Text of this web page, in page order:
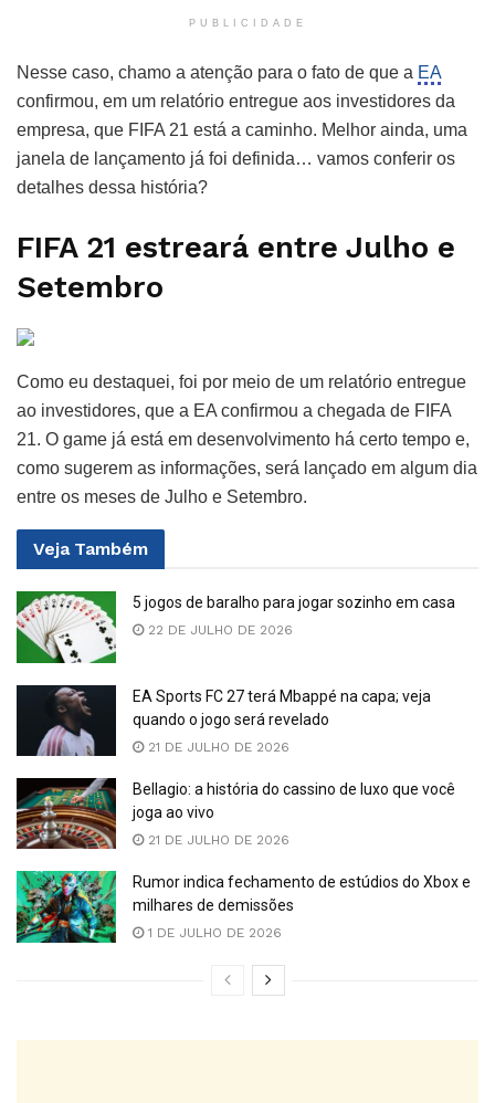
PUBLICIDADE
Nesse caso, chamo a atenção para o fato de que a EA
confirmou, em um relatório entregue aos investidores da
empresa, que FIFA 21 está a caminho. Melhor ainda, uma
janela de lançamento já foi definida… vamos conferir os
detalhes dessa história?
FIFA 21 estreará entre Julho e
Setembro
Como eu destaquei, foi por meio de um relatório entregue
ao investidores, que a EA confirmou a chegada de FIFA
21. O game já está em desenvolvimento há certo tempo e,
como sugerem as informações, será lançado em algum dia
entre os meses de Julho e Setembro.
Veja Também
5 jogos de baralho para jogar sozinho em casa
22 DE JULHO DE 2026
EA Sports FC 27 terá Mbappé na capa; veja
quando o jogo será revelado
21 DE JULHO DE 2026
Bellagio: a história do cassino de luxo que você
joga ao vivo
21 DE JULHO DE 2026
Rumor indica fechamento de estúdios do Xbox e
milhares de demissões
1 DE JULHO DE 2026